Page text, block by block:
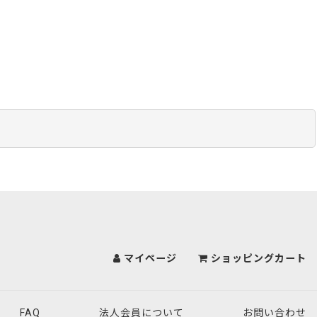
マイページ ショッピングカート
FAQ 法人会員について お問い合わせ